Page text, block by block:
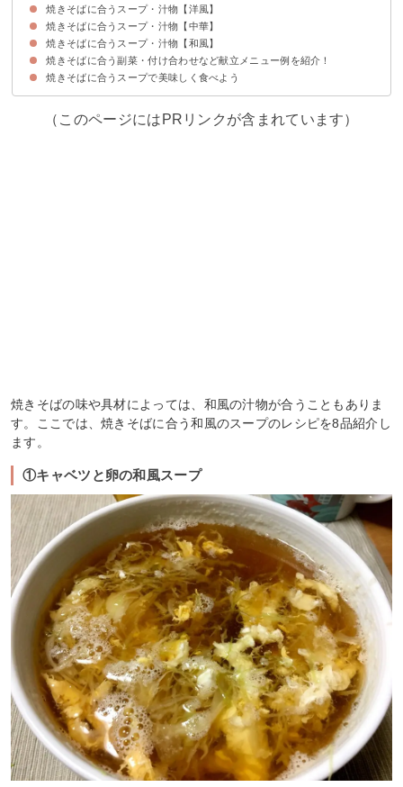
焼きそばに合うスープ・汁物【洋風】
①キャベツと牛肉のコンソメスープ
②ポトフ
③ミネストローネ
④野菜のミルクスープ
⑤野菜のコンソメスープ
⑥豆乳のチャウダー
⑦コーンスープ
⑧ソーセージのスープ
⑨野菜のポタージュ
⑩トマトチーズスープ
⑪新玉ねぎのコンソメスープ
⑫クラムチャウダー
⑬簡単カレースープ
⑭つみれ入りコンソメスープ
焼きそばに合うスープ・汁物【中華】
①酸辣湯
②簡単に作れるキムチスープ
③わかめとマイタケの中華スープ
④豚肉と豆腐の中華スープ
⑤豚肉ともやしの中華スープ
⑥ニラともやしの中華スープ
⑦中華風コーンスープ
⑧ワンタンスープ
焼きそばに合うスープ・汁物【和風】
①キャベツと卵の和風スープ
②根菜スープ
③きのことわかめの味噌汁
④鶏ひき肉とかぼちゃの味噌汁
⑤卵とモロヘイヤの和風スープ
⑥白菜ときのこの和風スープ
⑦キャベツの味噌スープ
⑧さつま汁
焼きそばに合う副菜・付け合わせなど献立メニュー例を紹介！
献立メニュー例①
献立メニュー例②
焼きそばに合うスープで美味しく食べよう
（このページにはPRリンクが含まれています）
焼きそばの味や具材によっては、和風の汁物が合うこともありま
す。ここでは、焼きそばに合う和風のスープのレシピを8品紹介し
ます。
①キャベツと卵の和風スープ